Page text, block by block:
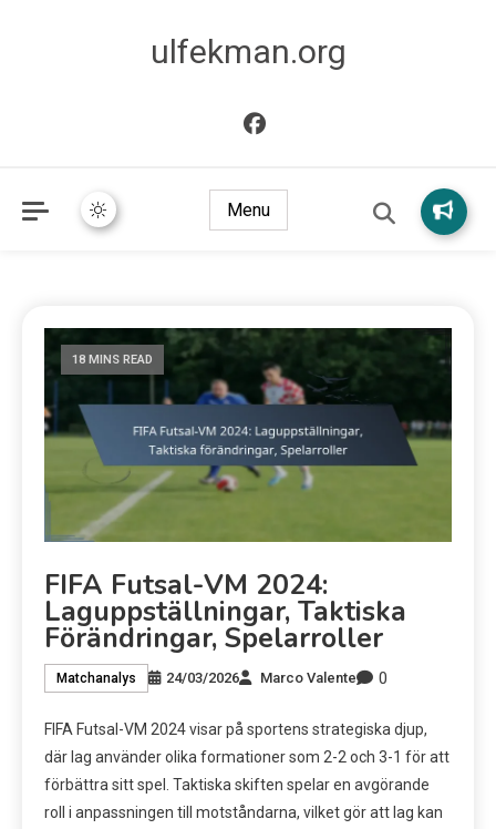
ulfekman.org
Menu
18 MINS READ
FIFA Futsal-VM 2024:
Laguppställningar, Taktiska
Förändringar, Spelarroller
Matchanalys 24/03/2026 Marco Valente 0
FIFA Futsal-VM 2024 visar på sportens strategiska djup,
där lag använder olika formationer som 2-2 och 3-1 för att
förbättra sitt spel. Taktiska skiften spelar en avgörande
roll i anpassningen till motståndarna, vilket gör att lag kan